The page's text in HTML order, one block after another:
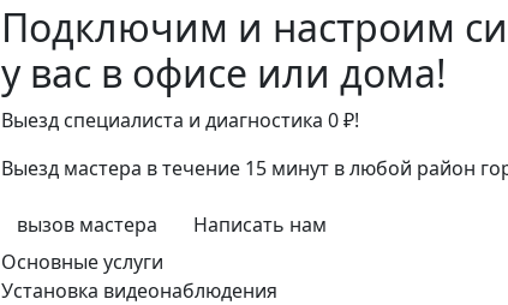
Подключим и настроим
у вас в офисе или дома!
Выезд специалиста и диагностика 0 ₽!
Выезд мастера в течение 15 минут в любой район
вызов мастера
Написать нам
Основные услуги
Установка видеонаблюдения